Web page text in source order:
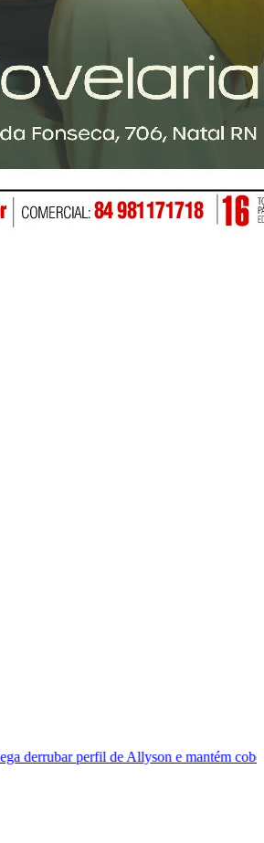
Allyson e mantém cobertura da